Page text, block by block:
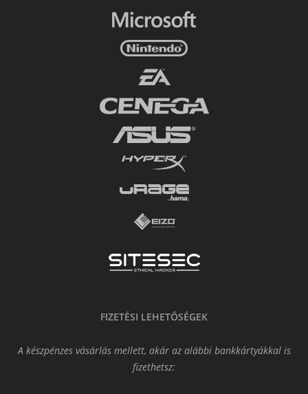
FIZETÉSI LEHETŐSÉGEK
A készpénzes vásárlás mellett, akár az alábbi bankkártyákkal is
fizethetsz: